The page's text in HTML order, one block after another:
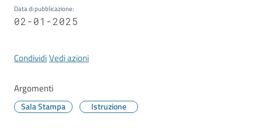
Seguici
su
Data di pubblicazione:
02-01-2025
CondividiVedi azioni
Argomenti
Sala Stampa Istruzione